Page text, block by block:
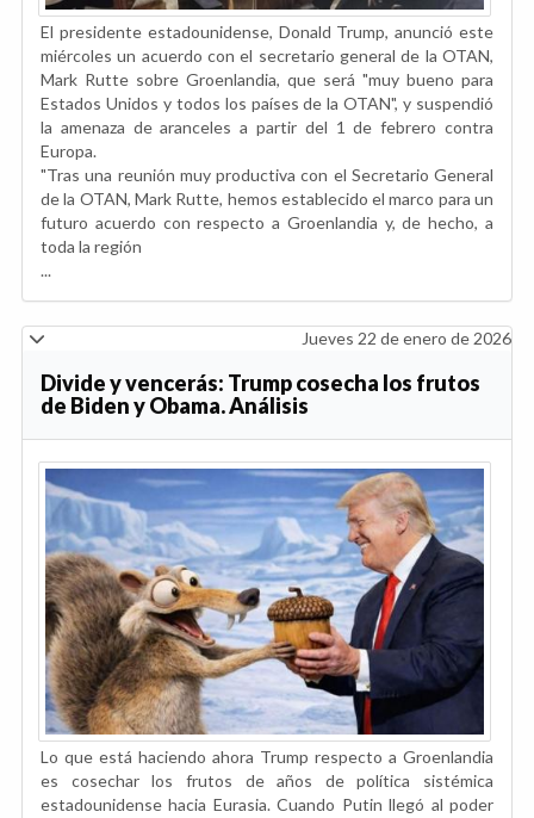
El presidente estadounidense, Donald Trump, anunció este
miércoles un acuerdo con el secretario general de la OTAN,
Mark Rutte sobre Groenlandia, que será "muy bueno para
Estados Unidos y todos los países de la OTAN", y suspendió
la amenaza de aranceles a partir del 1 de febrero contra
Europa.
"Tras una reunión muy productiva con el Secretario General
de la OTAN, Mark Rutte, hemos establecido el marco para un
futuro acuerdo con respecto a Groenlandia y, de hecho, a
toda la región
...
Jueves 22 de enero de 2026
Divide y vencerás: Trump cosecha los frutos
de Biden y Obama. Análisis
Lo que está haciendo ahora Trump respecto a Groenlandia
es cosechar los frutos de años de política sistémica
estadounidense hacia Eurasia. Cuando Putin llegó al poder